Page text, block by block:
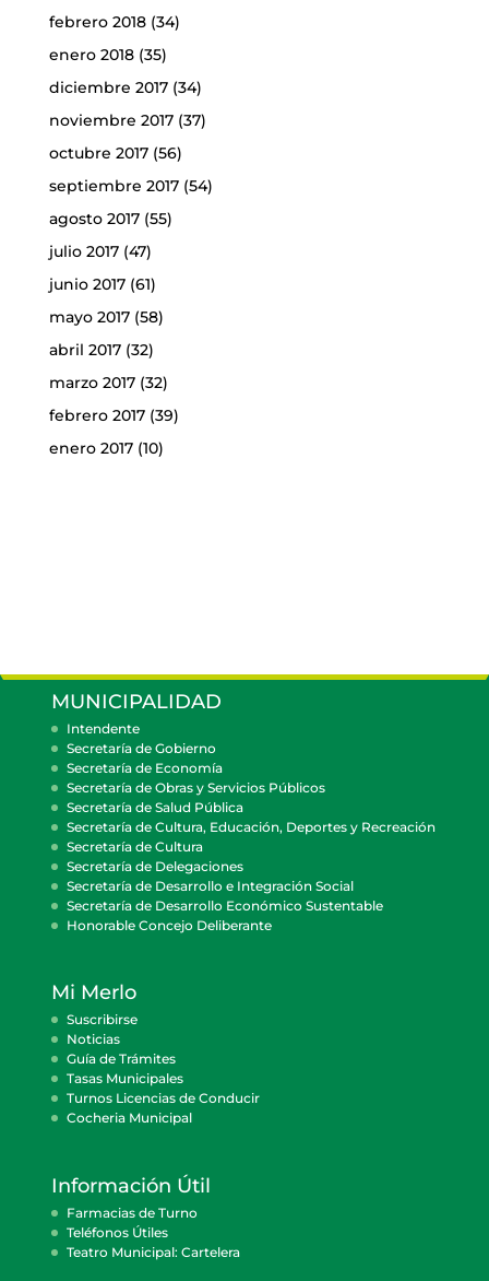
febrero 2018(34)
enero 2018(35)
diciembre 2017(34)
noviembre 2017(37)
octubre 2017(56)
septiembre 2017(54)
agosto 2017(55)
julio 2017(47)
junio 2017(61)
mayo 2017(58)
abril 2017(32)
marzo 2017(32)
febrero 2017(39)
enero 2017(10)
MUNICIPALIDAD
Intendente
Secretaría de Gobierno
Secretaría de Economía
Secretaría de Obras y Servicios Públicos
Secretaría de Salud Pública
Secretaría de Cultura, Educación, Deportes y Recreación
Secretaría de Cultura
Secretaría de Delegaciones
Secretaría de Desarrollo e Integración Social
Secretaría de Desarrollo Económico Sustentable
Honorable Concejo Deliberante
Mi Merlo
Suscribirse
Noticias
Guía de Trámites
Tasas Municipales
Turnos Licencias de Conducir
Cocheria Municipal
Información Útil
Farmacias de Turno
Teléfonos Útiles
Teatro Municipal: Cartelera